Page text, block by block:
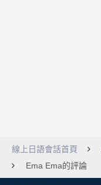
線上日語會話首頁
Ema Ema的評論